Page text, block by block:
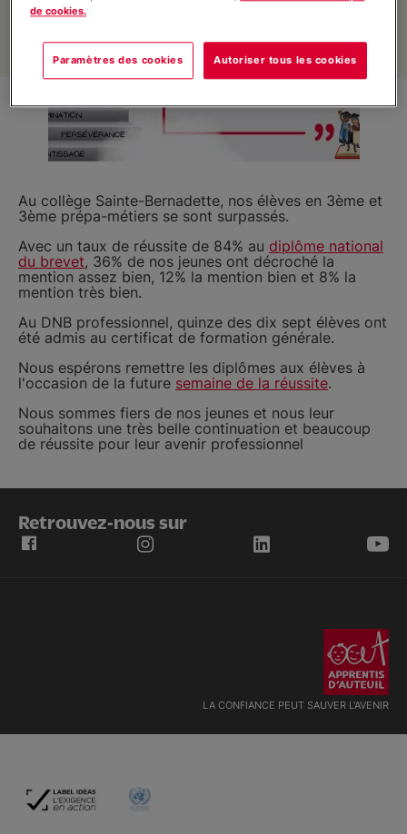
Soutenez nos projets
Au collège Sainte-Bernadette, nos élèves en 3ème et
3ème prépa-métiers se sont surpassés.
Avec un taux de réussite de 84% au diplôme national
du brevet, 36% de nos jeunes ont décroché la
mention assez bien, 12% la mention bien et 8% la
mention très bien.
Au DNB professionnel, quinze des dix sept élèves ont
été admis au certificat de formation générale.
Nous espérons remettre les diplômes aux élèves à
l'occasion de la future semaine de la réussite.
Nous sommes fiers de nos jeunes et nous leur
souhaitons une très belle continuation et beaucoup
de réussite pour leur avenir professionnel
Retrouvez-nous sur
LA CONFIANCE PEUT SAUVER L'AVENIR
de cookies.
Paramètres des cookies Autoriser tous les cookies